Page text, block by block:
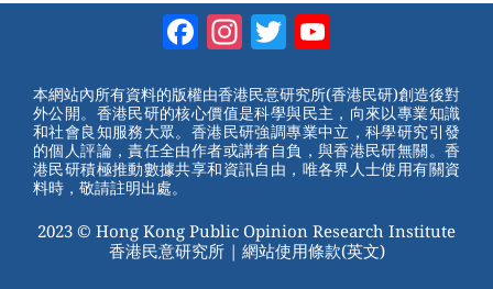
st b
o
o
k
tt
er
Facebook
Instagram
Twitter
本網站內所有資料的版權由香港民意研究所(香港民研)創造後對
外公開。香港民研的核心價值是科學與民主，向來以專業知識
和社會良知服務大眾。香港民研強調專業中立，科學研究引發
的個人評論，責任全由作者或講者自負，與香港民研無關。香
港民研積極推動數據共享和資訊自由，唯各界人士使用有關資
料時，敬請註明出處。
2023 © Hong Kong Public Opinion Research Institute
香港民意研究所 | 網站使用條款(英文)